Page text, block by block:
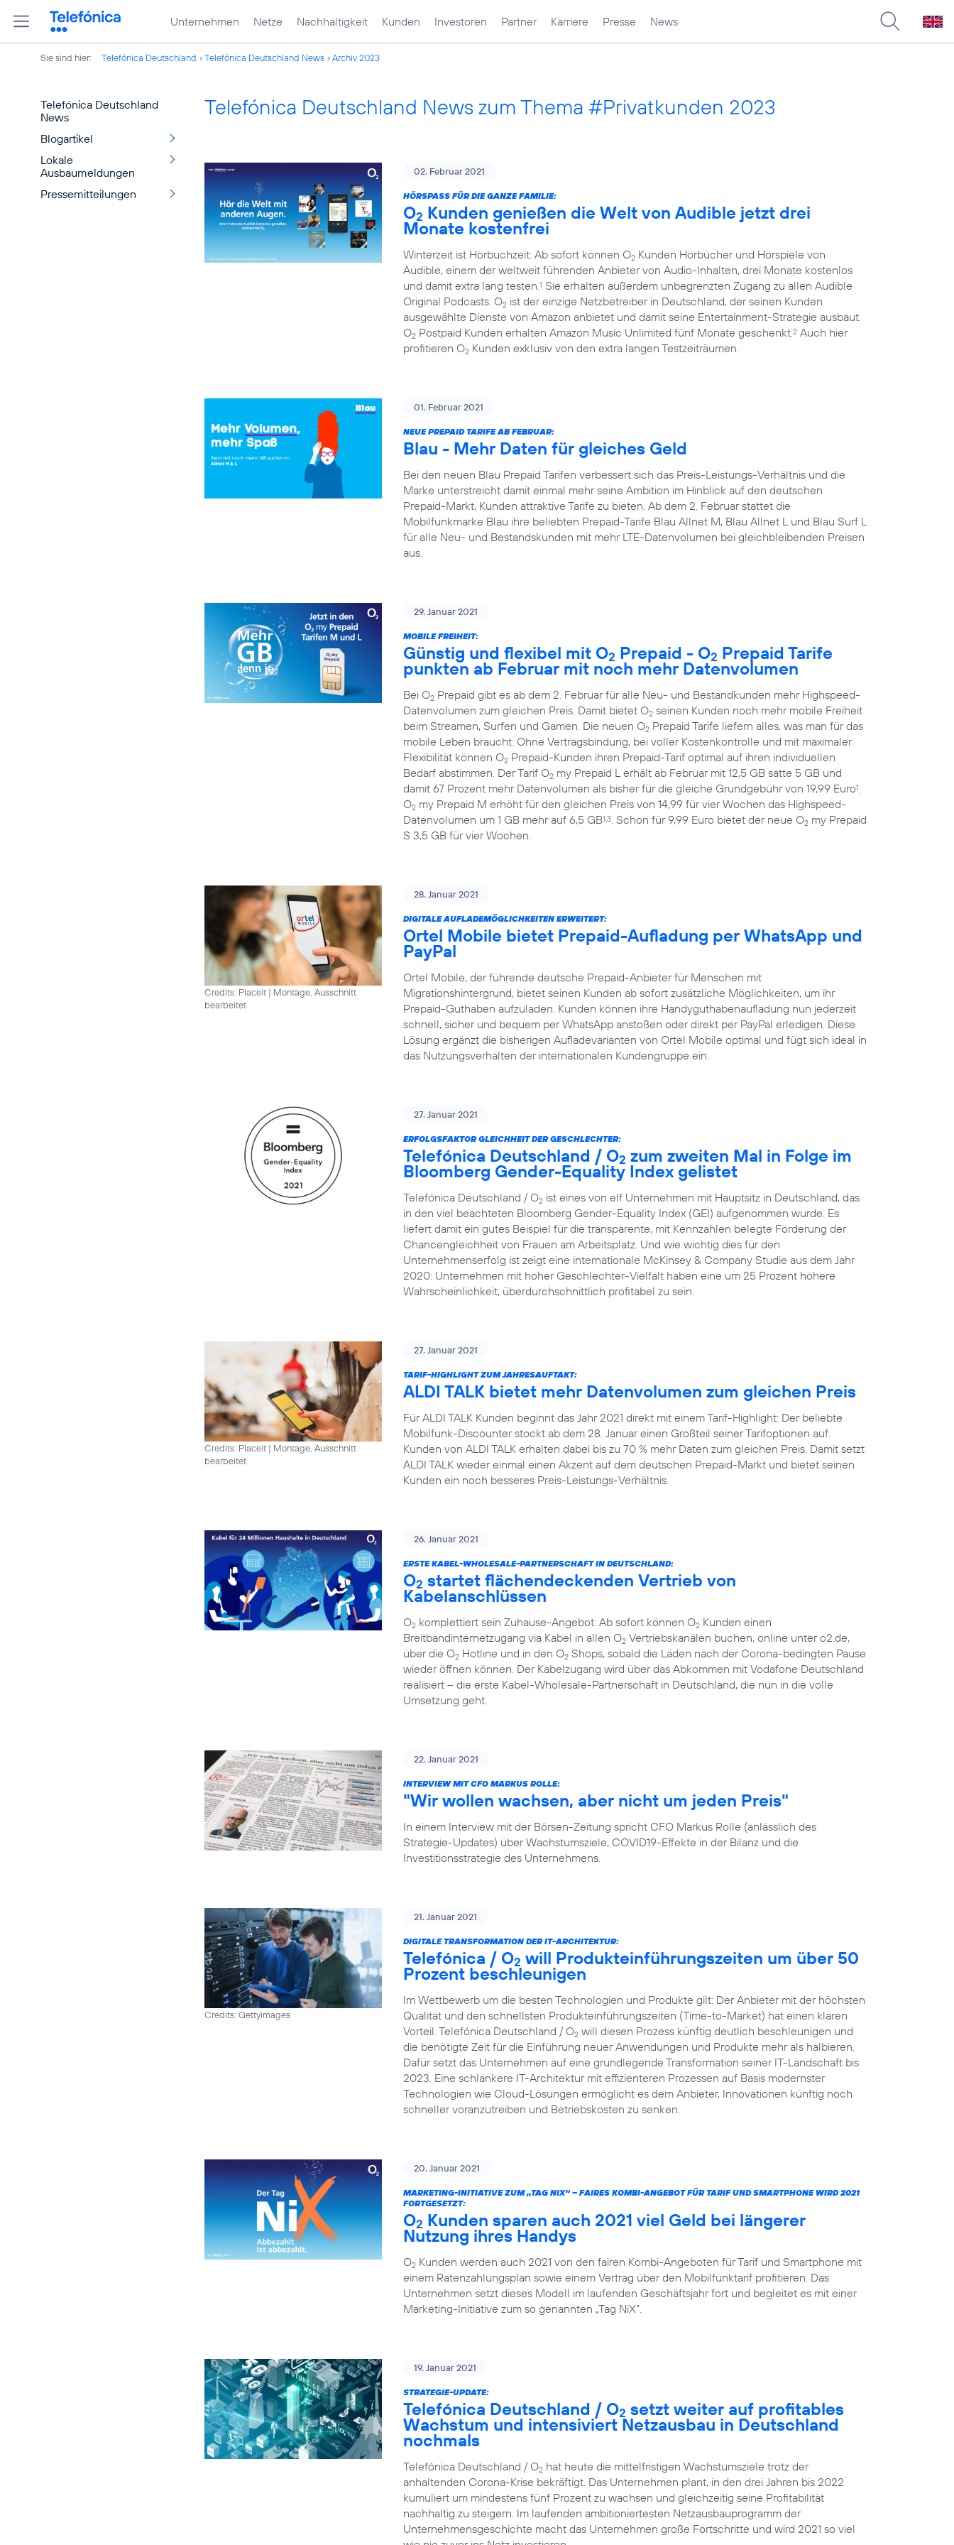
Unternehmen Netze Nachhaltigkeit Kunden Investoren Partner Karriere Presse News
Sie sind hier: Telefónica Deutschland Telefónica Deutschland News Archiv 2023
Telefónica Deutschland
News
Blogartikel
Lokale
Ausbaumeldungen
Pressemitteilungen
Telefónica Deutschland News zum Thema #Privatkunden 2023
02. Februar 2021
HÖRSPASS FÜR DIE GANZE FAMILIE:
O2 Kunden genießen die Welt von Audible jetzt drei
Monate kostenfrei
Winterzeit ist Hörbuchzeit: Ab sofort können O2 Kunden Hörbücher und Hörspiele von
Audible, einem der weltweit führenden Anbieter von Audio-Inhalten, drei Monate kostenlos
und damit extra lang testen.1 Sie erhalten außerdem unbegrenzten Zugang zu allen Audible
Original Podcasts. O2 ist der einzige Netzbetreiber in Deutschland, der seinen Kunden
ausgewählte Dienste von Amazon anbietet und damit seine Entertainment-Strategie ausbaut.
O2 Postpaid Kunden erhalten Amazon Music Unlimited fünf Monate geschenkt.2 Auch hier
profitieren O2 Kunden exklusiv von den extra langen Testzeiträumen.
01. Februar 2021
NEUE PREPAID TARIFE AB FEBRUAR:
Blau - Mehr Daten für gleiches Geld
Bei den neuen Blau Prepaid Tarifen verbessert sich das Preis-Leistungs-Verhältnis und die
Marke unterstreicht damit einmal mehr seine Ambition im Hinblick auf den deutschen
Prepaid-Markt, Kunden attraktive Tarife zu bieten. Ab dem 2. Februar stattet die
Mobilfunkmarke Blau ihre beliebten Prepaid-Tarife Blau Allnet M, Blau Allnet L und Blau Surf L
für alle Neu- und Bestandskunden mit mehr LTE-Datenvolumen bei gleichbleibenden Preisen
aus.
29. Januar 2021
MOBILE FREIHEIT:
Günstig und flexibel mit O2 Prepaid - O2 Prepaid Tarife
punkten ab Februar mit noch mehr Datenvolumen
Bei O2 Prepaid gibt es ab dem 2. Februar für alle Neu- und Bestandkunden mehr Highspeed-
Datenvolumen zum gleichen Preis. Damit bietet O2 seinen Kunden noch mehr mobile Freiheit
beim Streamen, Surfen und Gamen. Die neuen O2 Prepaid Tarife liefern alles, was man für das
mobile Leben braucht: Ohne Vertragsbindung, bei voller Kostenkontrolle und mit maximaler
Flexibilität können O2 Prepaid-Kunden ihren Prepaid-Tarif optimal auf ihren individuellen
Bedarf abstimmen. Der Tarif O2 my Prepaid L erhält ab Februar mit 12,5 GB satte 5 GB und
damit 67 Prozent mehr Datenvolumen als bisher für die gleiche Grundgebühr von 19,99 Euro1.
O2 my Prepaid M erhöht für den gleichen Preis von 14,99 für vier Wochen das Highspeed-
Datenvolumen um 1 GB mehr auf 6,5 GB1,3. Schon für 9,99 Euro bietet der neue O2 my Prepaid
S 3,5 GB für vier Wochen.
Credits: Placeit | Montage, Ausschnitt
bearbeitet
28. Januar 2021
DIGITALE AUFLADEMÖGLICHKEITEN ERWEITERT:
Ortel Mobile bietet Prepaid-Aufladung per WhatsApp und
PayPal
Ortel Mobile, der führende deutsche Prepaid-Anbieter für Menschen mit
Migrationshintergrund, bietet seinen Kunden ab sofort zusätzliche Möglichkeiten, um ihr
Prepaid-Guthaben aufzuladen. Kunden können ihre Handyguthabenaufladung nun jederzeit
schnell, sicher und bequem per WhatsApp anstoßen oder direkt per PayPal erledigen. Diese
Lösung ergänzt die bisherigen Aufladevarianten von Ortel Mobile optimal und fügt sich ideal in
das Nutzungsverhalten der internationalen Kundengruppe ein.
27. Januar 2021
ERFOLGSFAKTOR GLEICHHEIT DER GESCHLECHTER:
Telefónica Deutschland / O2 zum zweiten Mal in Folge im
Bloomberg Gender-Equality Index gelistet
Telefónica Deutschland / O2 ist eines von elf Unternehmen mit Hauptsitz in Deutschland, das
in den viel beachteten Bloomberg Gender-Equality Index (GEI) aufgenommen wurde. Es
liefert damit ein gutes Beispiel für die transparente, mit Kennzahlen belegte Förderung der
Chancengleichheit von Frauen am Arbeitsplatz. Und wie wichtig dies für den
Unternehmenserfolg ist zeigt eine internationale McKinsey & Company Studie aus dem Jahr
2020: Unternehmen mit hoher Geschlechter-Vielfalt haben eine um 25 Prozent höhere
Wahrscheinlichkeit, überdurchschnittlich profitabel zu sein.
Credits: Placeit | Montage, Ausschnitt
bearbeitet
27. Januar 2021
TARIF-HIGHLIGHT ZUM JAHRESAUFTAKT:
ALDI TALK bietet mehr Datenvolumen zum gleichen Preis
Für ALDI TALK Kunden beginnt das Jahr 2021 direkt mit einem Tarif-Highlight: Der beliebte
Mobilfunk-Discounter stockt ab dem 28. Januar einen Großteil seiner Tarifoptionen auf.
Kunden von ALDI TALK erhalten dabei bis zu 70 % mehr Daten zum gleichen Preis. Damit setzt
ALDI TALK wieder einmal einen Akzent auf dem deutschen Prepaid-Markt und bietet seinen
Kunden ein noch besseres Preis-Leistungs-Verhältnis.
26. Januar 2021
ERSTE KABEL-WHOLESALE-PARTNERSCHAFT IN DEUTSCHLAND:
O2 startet flächendeckenden Vertrieb von
Kabelanschlüssen
O2 komplettiert sein Zuhause-Angebot: Ab sofort können O2 Kunden einen
Breitbandinternetzugang via Kabel in allen O2 Vertriebskanälen buchen, online unter o2.de,
über die O2 Hotline und in den O2 Shops, sobald die Läden nach der Corona-bedingten Pause
wieder öffnen können. Der Kabelzugang wird über das Abkommen mit Vodafone Deutschland
realisiert – die erste Kabel-Wholesale-Partnerschaft in Deutschland, die nun in die volle
Umsetzung geht.
22. Januar 2021
INTERVIEW MIT CFO MARKUS ROLLE:
"Wir wollen wachsen, aber nicht um jeden Preis"
In einem Interview mit der Börsen-Zeitung spricht CFO Markus Rolle (anlässlich des
Strategie-Updates) über Wachstumsziele, COVID19-Effekte in der Bilanz und die
Investitionsstrategie des Unternehmens.
Credits: Gettyimages
21. Januar 2021
DIGITALE TRANSFORMATION DER IT-ARCHITEKTUR:
Telefónica / O2 will Produkteinführungszeiten um über 50
Prozent beschleunigen
Im Wettbewerb um die besten Technologien und Produkte gilt: Der Anbieter mit der höchsten
Qualität und den schnellsten Produkteinführungszeiten (Time-to-Market) hat einen klaren
Vorteil. Telefónica Deutschland / O2 will diesen Prozess künftig deutlich beschleunigen und
die benötigte Zeit für die Einführung neuer Anwendungen und Produkte mehr als halbieren.
Dafür setzt das Unternehmen auf eine grundlegende Transformation seiner IT-Landschaft bis
2023. Eine schlankere IT-Architektur mit effizienteren Prozessen auf Basis modernster
Technologien wie Cloud-Lösungen ermöglicht es dem Anbieter, Innovationen künftig noch
schneller voranzutreiben und Betriebskosten zu senken.
20. Januar 2021
MARKETING-INITIATIVE ZUM „TAG NIX“ – FAIRES KOMBI-ANGEBOT FÜR TARIF UND SMARTPHONE WIRD 2021
FORTGESETZT:
O2 Kunden sparen auch 2021 viel Geld bei längerer
Nutzung ihres Handys
O2 Kunden werden auch 2021 von den fairen Kombi-Angeboten für Tarif und Smartphone mit
einem Ratenzahlungsplan sowie einem Vertrag über den Mobilfunktarif profitieren. Das
Unternehmen setzt dieses Modell im laufenden Geschäftsjahr fort und begleitet es mit einer
Marketing-Initiative zum so genannten „Tag NiX“.
19. Januar 2021
STRATEGIE-UPDATE:
Telefónica Deutschland / O2 setzt weiter auf profitables
Wachstum und intensiviert Netzausbau in Deutschland
nochmals
Telefónica Deutschland / O2 hat heute die mittelfristigen Wachstumsziele trotz der
anhaltenden Corona-Krise bekräftigt. Das Unternehmen plant, in den drei Jahren bis 2022
kumuliert um mindestens fünf Prozent zu wachsen und gleichzeitig seine Profitabilität
nachhaltig zu steigern. Im laufenden ambitioniertesten Netzausbauprogramm der
Unternehmensgeschichte macht das Unternehmen große Fortschritte und wird 2021 so viel